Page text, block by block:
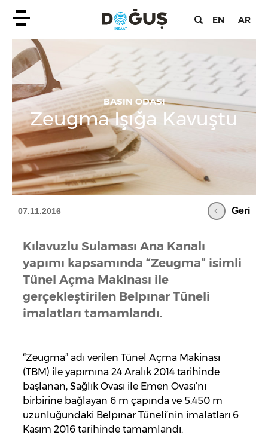
EN AR
BASIN ODASI
Zeugma Işığa Kavuştu
07.11.2016 Geri
Kılavuzlu Sulaması Ana Kanalı
yapımı kapsamında “Zeugma” isimli
Tünel Açma Makinası ile
gerçekleştirilen Belpınar Tüneli
imalatları tamamlandı.
“Zeugma” adı verilen Tünel Açma Makinası
(TBM) ile yapımına 24 Aralık 2014 tarihinde
başlanan, Sağlık Ovası ile Emen Ovası’nı
birbirine bağlayan 6 m çapında ve 5.450 m
uzunluğundaki Belpınar Tüneli’nin imalatları 6
Kasım 2016 tarihinde tamamlandı.